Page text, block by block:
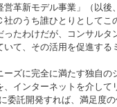
革新モデル事業」（以
のうち誰ひとりとして
ったわけだが、コンサル
て、その活用を促進す
ズに完全に満たす独自
インターネットを介し
委託開発すれば、満足度